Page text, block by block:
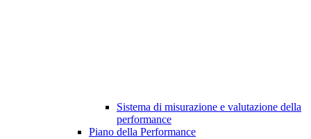
Sistema di misurazione e valutazione della
performance
Piano della Performance